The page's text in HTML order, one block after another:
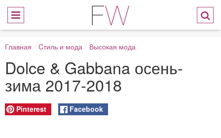
Главная / Cтиль и мода / Высокая мода
Dolce & Gabbana осень-
зима 2017-2018
Pinterest Facebook